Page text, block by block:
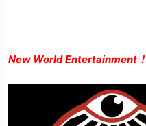
New World Entertainment！